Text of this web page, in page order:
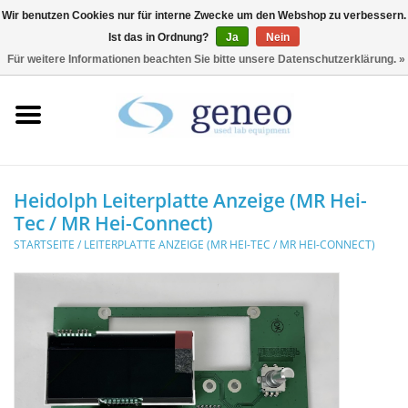
HPLC & Chromatographie
Biotechnologie
Inkubatoren &
Kühlschränke
Laborgeräte
Heidolph Leiterplatte Anzeige (MR Hei-
Tec / MR Hei-Connect)
STARTSEITE / LEITERPLATTE ANZEIGE (MR HEI-TEC / MR HEI-CONNECT)
Wir benutzen Cookies nur für interne Zwecke um den Webshop zu verbessern.
Ist das in Ordnung?
Ja
Nein
Für weitere Informationen beachten Sie bitte unsere Datenschutzerklärung. »